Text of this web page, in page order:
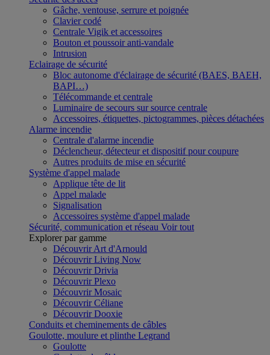
Gâche, ventouse, serrure et poignée
Clavier codé
Centrale Vigik et accessoires
Bouton et poussoir anti-vandale
Intrusion
Eclairage de sécurité
Bloc autonome d'éclairage de sécurité (BAES, BAEH,
BAPI…)
Télécommande et centrale
Luminaire de secours sur source centrale
Accessoires, étiquettes, pictogrammes, pièces détachées
Alarme incendie
Centrale d'alarme incendie
Déclencheur, détecteur et dispositif pour coupure
Autres produits de mise en sécurité
Système d'appel malade
Applique tête de lit
Appel malade
Signalisation
Accessoires système d'appel malade
Sécurité, communication et réseau Voir tout
Explorer par gamme
Découvrir Art d'Arnould
Découvrir Living Now
Découvrir Drivia
Découvrir Plexo
Découvrir Mosaic
Découvrir Céliane
Découvrir Dooxie
Conduits et cheminements de câbles
Goulotte, moulure et plinthe Legrand
Goulotte